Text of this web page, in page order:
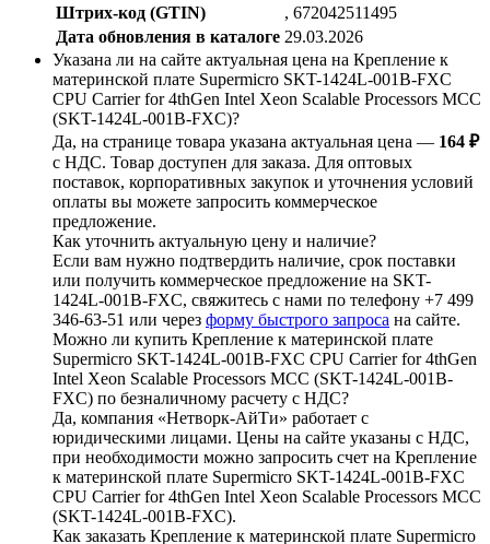
Штрих-код (GTIN)
, 672042511495
Дата обновления в каталоге 29.03.2026
Указана ли на сайте актуальная цена на Крепление к
материнской плате Supermicro SKT-1424L-001B-FXC
CPU Carrier for 4thGen Intel Xeon Scalable Processors MCC
(SKT-1424L-001B-FXC)?
Да, на странице товара указана актуальная цена — 164 ₽
с НДС. Товар доступен для заказа. Для оптовых
поставок, корпоративных закупок и уточнения условий
оплаты вы можете запросить коммерческое
предложение.
Как уточнить актуальную цену и наличие?
Если вам нужно подтвердить наличие, срок поставки
или получить коммерческое предложение на SKT-
1424L-001B-FXC, свяжитесь с нами по телефону +7 499
346-63-51 или через форму быстрого запроса на сайте.
Можно ли купить Крепление к материнской плате
Supermicro SKT-1424L-001B-FXC CPU Carrier for 4thGen
Intel Xeon Scalable Processors MCC (SKT-1424L-001B-
FXC) по безналичному расчету с НДС?
Да, компания «Нетворк-АйТи» работает с
юридическими лицами. Цены на сайте указаны с НДС,
при необходимости можно запросить счет на Крепление
к материнской плате Supermicro SKT-1424L-001B-FXC
CPU Carrier for 4thGen Intel Xeon Scalable Processors MCC
(SKT-1424L-001B-FXC).
Как заказать Крепление к материнской плате Supermicro